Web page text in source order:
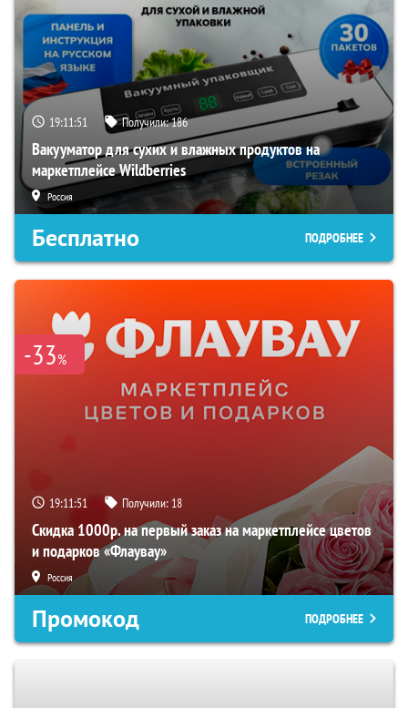
19:11:50 Получили:186
Вакууматор для сухих и влажных продуктов на
маркетплейсе Wildberries
Россия
Бесплатно ПОДРОБНЕЕ
-33%
19:11:50 Получили: 18
Скидка 1000р. на первый заказ на маркетплейсе цветов
и подарков «Флаувау»
Россия
Промокод ПОДРОБНЕЕ